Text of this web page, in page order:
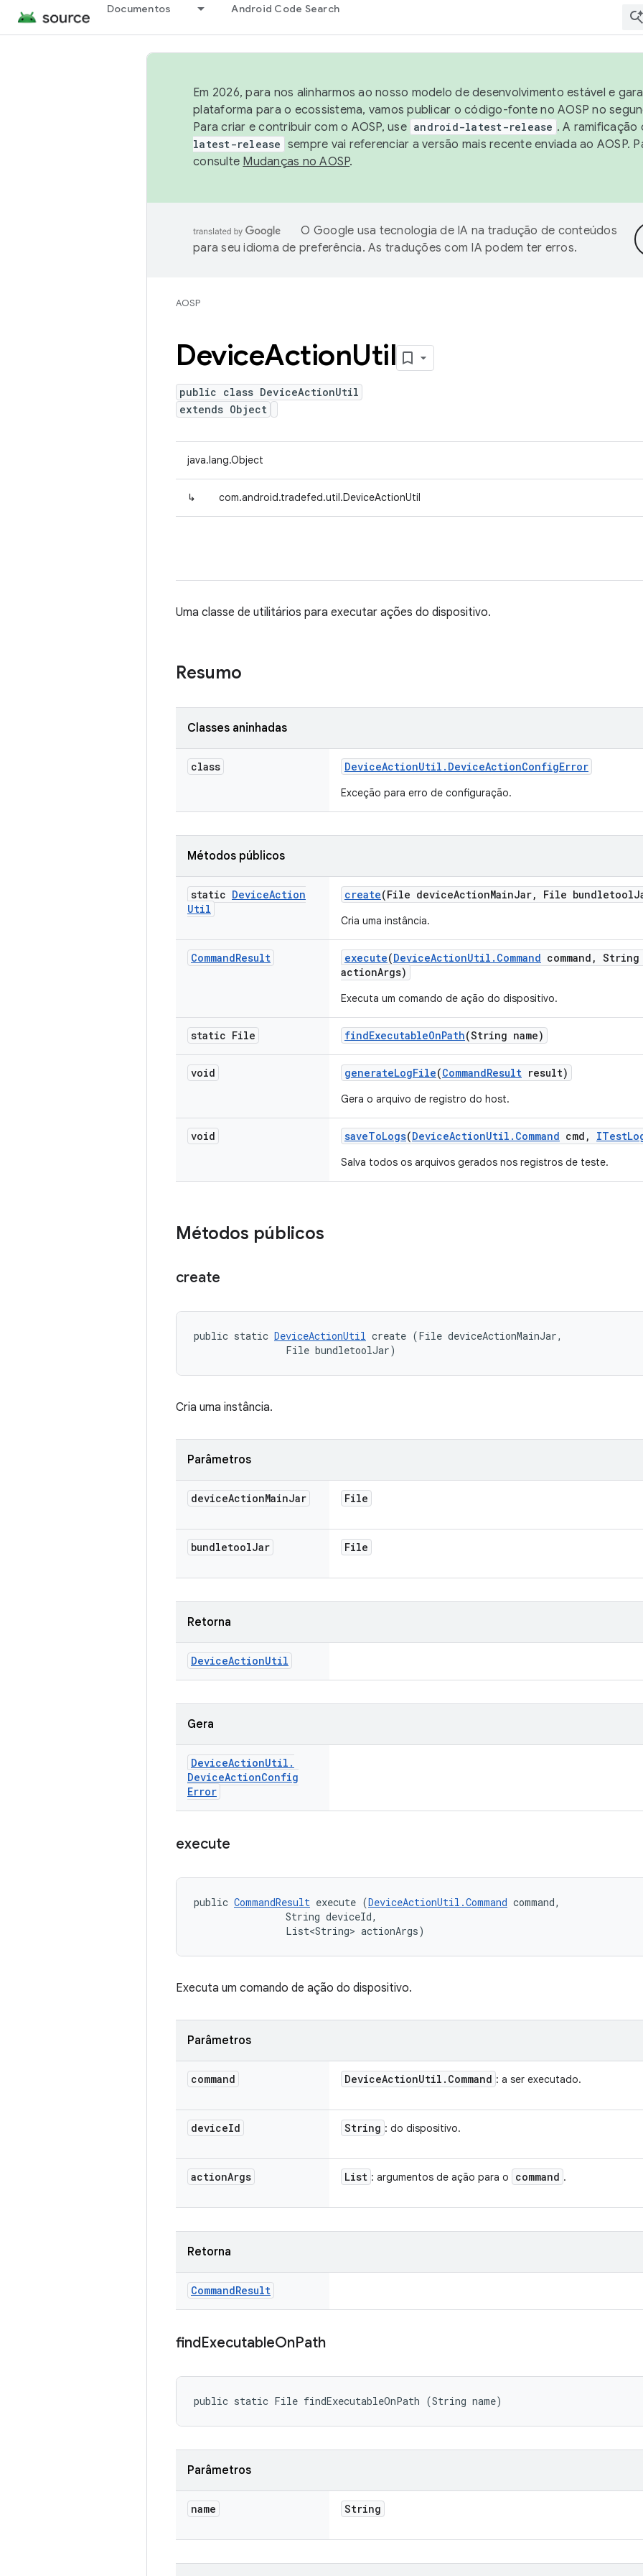
Documentos Android Code Search
Em 2026, para nos alinharmos ao nosso modelo de desenvolvimento estável e
plataforma para o ecossistema, vamos publicar o código-fonte no AOSP no
Para criar e contribuir com o AOSP, use android-latest-release . A ramificação
latest-release sempre vai referenciar a versão mais recente enviada ao AOSP.
consulte Mudanças no AOSP.
O Google usa tecnologia de IA na tradução de conteúdos
para seu idioma de preferência. As traduções com IA podem ter erros.
AOSP
DeviceActionUtil
public class DeviceActionUtil
extends Object
java.lang.Object
↳ com.android.tradefed.util.DeviceActionUtil
Uma classe de utilitários para executar ações do dispositivo.
Resumo
Classes aninhadas
class DeviceActionUtil . DeviceActionConfigError
Exceção para erro de configuração.
Métodos públicos
static DeviceAction
Util
create(File deviceActionMainJar, File bundletool
Cria uma instância.
CommandResult execute(DeviceActionUtil . Command command , String
actionArgs)
Executa um comando de ação do dispositivo.
static File findExecutableOnPath(String name)
void generateLogFile(CommandResult result)
Gera o arquivo de registro do host.
void saveToLogs(DeviceActionUtil . Command cmd , ITest
Salva todos os arquivos gerados nos registros de teste.
Métodos públicos
create
public static DeviceActionUtil create (File deviceActionMainJar,
                File bundletoolJar)
Cria uma instância.
Parâmetros
deviceActionMainJar File
bundletoolJar File
Retorna
DeviceActionUtil
Gera
DeviceActionUtil .
DeviceActionConfig
Error
execute
public CommandResult execute (DeviceActionUtil.Command command,
                String deviceId,
                List<String> actionArgs)
Executa um comando de ação do dispositivo.
Parâmetros
command DeviceActionUtil . Command : a ser executado.
deviceId String : do dispositivo.
actionArgs List : argumentos de ação para o command .
Retorna
CommandResult
findExecutableOnPath
public static File findExecutableOnPath (String name)
Parâmetros
name String